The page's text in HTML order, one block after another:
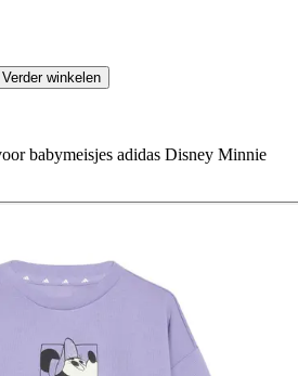
Verder winkelen
babymeisjes adidas Disney Minnie